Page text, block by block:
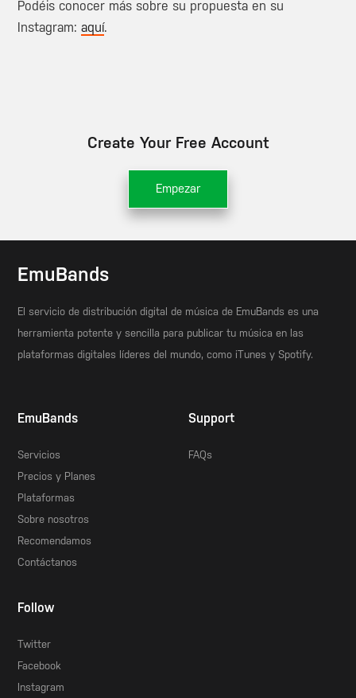
Podéis conocer más sobre su propuesta en su
Instagram:aquí.
Create Your Free Account
Empezar
EmuBands
El servicio de distribución digital de música de EmuBands es una
herramienta potente y sencilla para publicar tu música en las
plataformas digitales líderes del mundo, como iTunes y Spotify.
EmuBands
Servicios
Precios y Planes
Plataformas
Sobre nosotros
Recomendamos
Contáctanos
Support
FAQs
Follow
Twitter
Facebook
Instagram